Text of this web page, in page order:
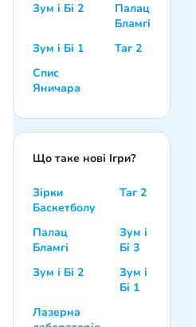
Зум і Бі 2
Палац
Бламгі
Зум і Бі 1
Таг 2
Спис
Яничара
Що таке нові Ігри?
Зірки
Баскетболу
Таг 2
Палац
Бламгі
Зум і
Бі 3
Зум і Бі 2
Зум і
Бі 1
Лазерна